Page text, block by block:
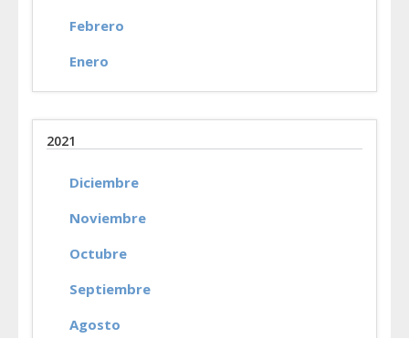
Febrero
Enero
2021
Diciembre
Noviembre
Octubre
Septiembre
Agosto